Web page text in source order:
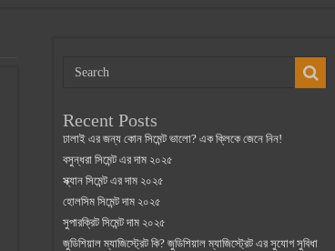
Recent Posts
ঢালাই এর জন্য কোন সিমেন্ট ভালো? এক ক্লিকে জেনে নিন!
বসুন্ধরা সিমেন্ট এর দাম ২০২৫
স্ক্যান সিমেন্ট এর দাম ২০২৫
হোলসিম সিমেন্ট দাম ২০২৫
সুপারক্রিট সিমেন্ট দাম ২০২৫
জুডিশিয়াল ম্যাজিস্ট্রেট কি? জুডিশিয়াল ম্যাজিস্ট্রেট এর সুযোগ সুবিধা